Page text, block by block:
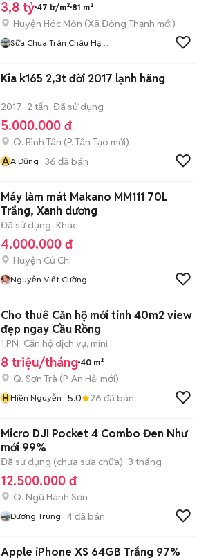
3,8 tỷ 47 tr/m² 81 m²
Huyện Hóc Môn (Xã Đông Thạnh mới)
Sữa Chua Trân Châu Hạ
Kia k165 2,3t đời 2017 lạnh hãng
2017 2 tấn Đã sử dụng
5.000.000 đ
Q. Bình Tân (P. Tân Tạo mới)
AA Dũng 36 đã bán
Máy làm mát Makano MM111 70L
Trắng, Xanh dương
Đã sử dụng Khác
4.000.000 đ
Huyện Củ Chi
Nguyễn Viết Cường
Cho thuê Căn hộ mới tinh 40m2 view
đẹp ngay Cầu Rồng
1 PN Căn hộ dịch vụ, mini
8 triệu/tháng 40 m²
Q. Sơn Trà (P. An Hải mới)
HHiền Nguyễn 5.0 26 đã bán
Micro DJI Pocket 4 Combo Đen Như
mới 99%
Đã sử dụng (chưa sửa chữa) 3 tháng
12.500.000 đ
Q. Ngũ Hành Sơn
Dương Trung 4đã bán
Apple iPhone XS 64GB Trắng 97%